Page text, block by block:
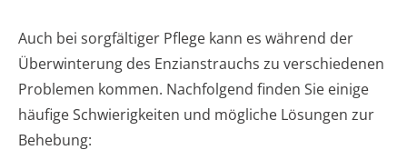
Auch bei sorgfältiger Pflege kann es während der
Überwinterung des Enzianstrauchs zu verschiedenen
Problemen kommen. Nachfolgend finden Sie einige
häufige Schwierigkeiten und mögliche Lösungen zur
Behebung: